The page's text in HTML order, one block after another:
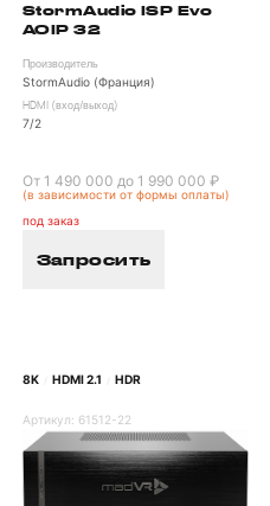
StormAudio ISP Evo
AOIP 32
Производитель
StormAudio (Франция)
HDMI (вход/выход)
7/2
От 1 490 000 до 1 990 000 ₽
(в зависимости от формы оплаты)
под заказ
Запросить
8K HDMI 2.1 HDR
Артикул: 61512-22